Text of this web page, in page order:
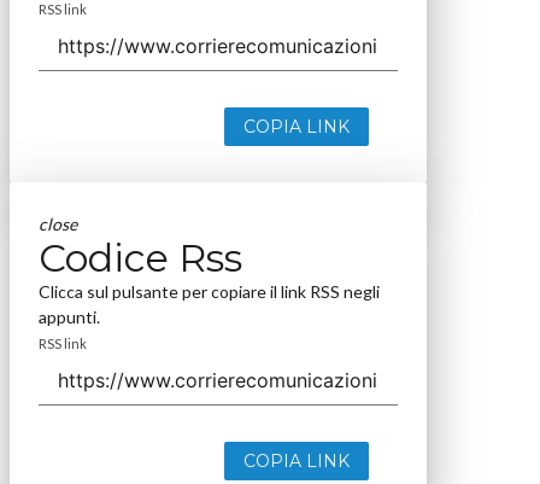
RSS link
COPIA LINK
close
Codice Rss
Clicca sul pulsante per copiare il link RSS negli
appunti.
RSS link
COPIA LINK